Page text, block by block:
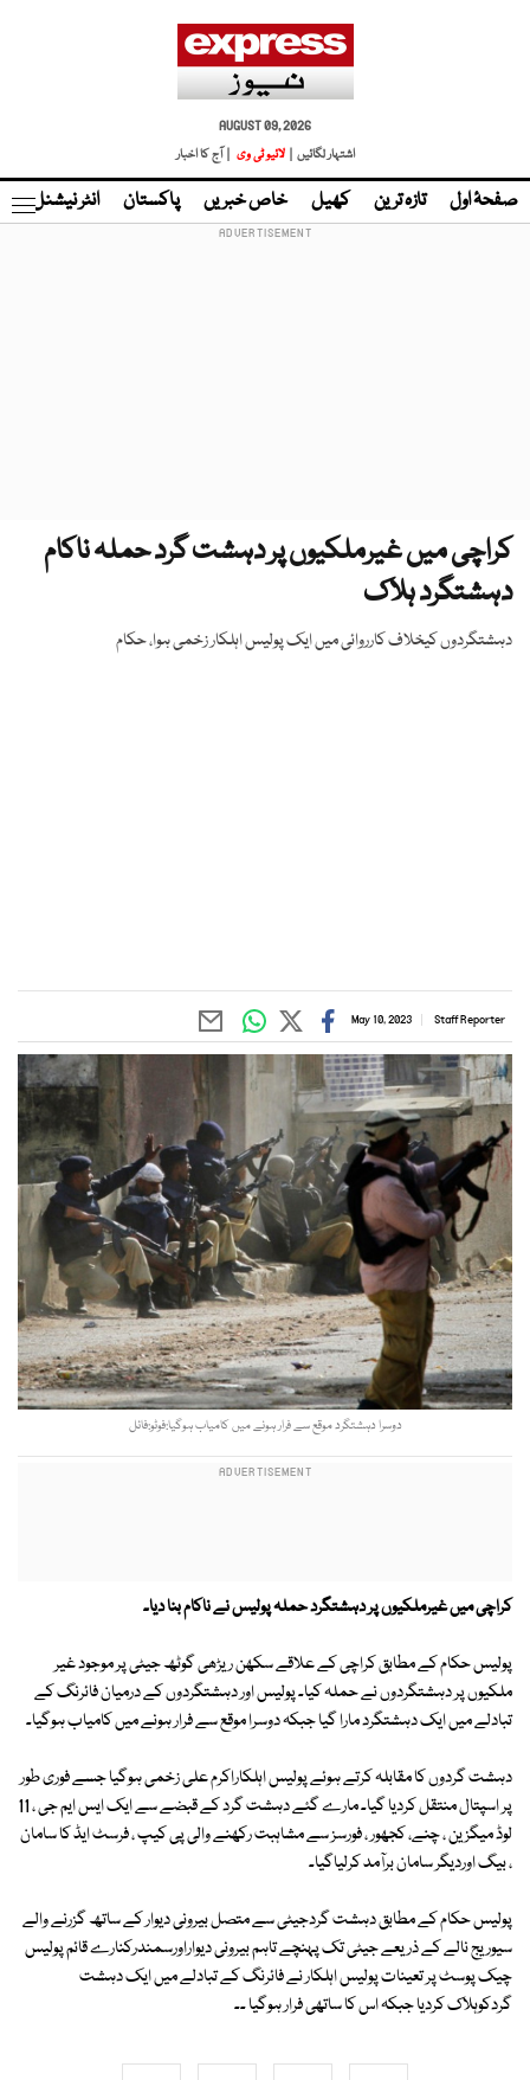
AUGUST 09, 2026
اشتہار لگائیں |
لائیو ٹی وی | آج کا اخبار
صفحۂ اول تازہ ترین کھیل خاص خبریں پاکستان انٹر نیشنل
کراچی میں غیرملکیوں پر دہشت گرد حملہ ناکام
دہشتگرد ہلاک
دہشتگردوں کیخلاف کارروائی میں ایک پولیس اہلکار زخمی ہوا، حکام
Staff Reporter
May 10, 2023
دوسرا دہشتگرد موقع سے فرار ہونے میں کامیاب ہوگیا:فوٹو:فائل
کراچی میں غیرملکیوں پر دہشتگرد حملہ پولیس نے ناکام بنا دیا۔
پولیس حکام کے مطابق کراچی کے علاقے سکھن ریڑھی گوٹھ جیٹی پر موجود غیر
ملکیوں پر دہشتگردوں نے حملہ کیا۔ پولیس اور دہشتگردوں کے درمیان فائرنگ کے
تبادلے میں ایک دہشتگرد مارا گیا جبکہ دوسرا موقع سے فرار ہونے میں کامیاب ہوگیا۔
دہشت گردوں کا مقابلہ کرتے ہوئے پولیس اہلکاراکرم علی زخمی ہوگیا جسے فوری طور
پر اسپتال منتقل کردیا گیا۔ مارے گئے دہشت گرد کے قبضے سے ایک ایس ایم جی ، 11
لوڈ میگزین ، چنے، کجھور ، فورسز سے مشاہبت رکھنے والی پی کیپ ، فرسٹ ایڈ کا سامان
، بیگ اوردیگر سامان برآمد کرلیاگیا۔
پولیس حکام کے مطابق دہشت گردجیٹی سے متصل بیرونی دیوار کے ساتھ گزرنے والے
سیوریج نالے کے ذریعے جیٹی تک پہنچے تاہم بیرونی دیواراورسمندرکنارے قائم پولیس
چیک پوسٹ پر تعینات پولیس اہلکار نے فائرنگ کے تبادلے میں ایک دہشت
گردکوہلاک کردیا جبکہ اس کا ساتھی فرار ہوگیا ۔۔